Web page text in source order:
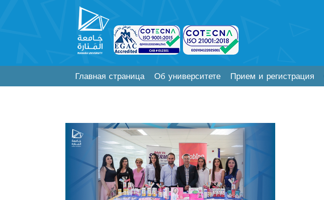
Главная страница Об университете Прием и регистрация